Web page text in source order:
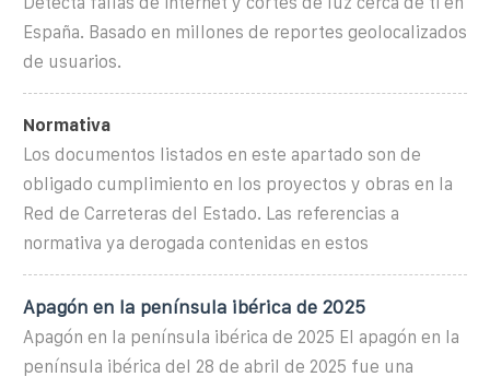
España. Basado en millones de reportes geolocalizados
de usuarios.
Normativa
Los documentos listados en este apartado son de
obligado cumplimiento en los proyectos y obras en la
Red de Carreteras del Estado. Las referencias a
normativa ya derogada contenidas en estos
Apagón en la península ibérica de 2025
Apagón en la península ibérica de 2025 El apagón en la
península ibérica del 28 de abril de 2025 fue una